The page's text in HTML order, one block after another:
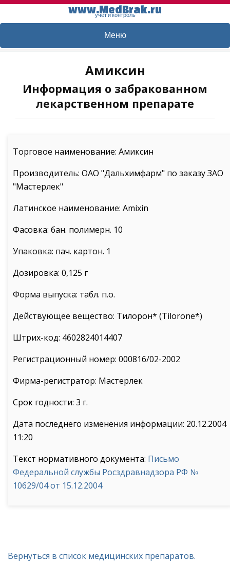
www.MedBrak.ru
учет и контроль
Меню
Амиксин
Информация о забракованном
лекарственном препарате
Торговое наименование: Амиксин
Производитель: ОАО "Дальхимфарм" по заказу ЗАО
"Мастерлек"
Латинское наименование: Amixin
Фасовка: бан. полимерн. 10
Упаковка: пач. картон. 1
Дозировка: 0,125 г
Форма выпуска: табл. п.о.
Действующее вещество: Тилорон* (Tilorone*)
Штрих-код: 4602824014407
Регистрационный номер: 000816/02-2002
Фирма-регистратор: Мастерлек
Срок годности: 3 г.
Дата последнего изменения информации: 20.12.2004
11:20
Текст нормативного документа: Письмо
Федеральной службы Росздравнадзора РФ №
10629/04 от 15.12.2004
Вернуться в список медицинских препаратов.